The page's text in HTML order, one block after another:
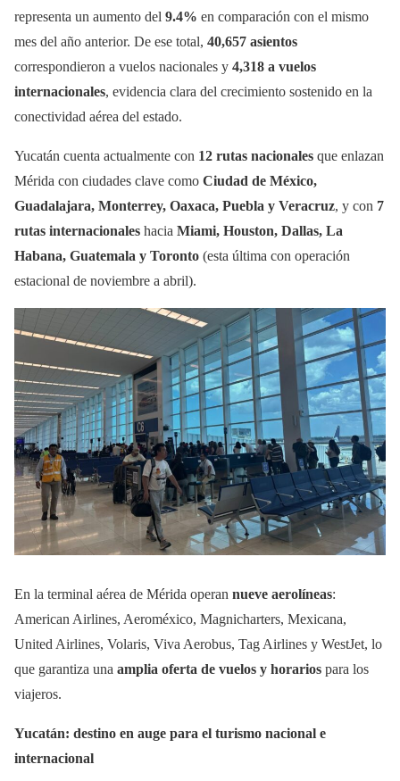
representa un aumento del 9.4% en comparación con el mismo
mes del año anterior. De ese total, 40,657 asientos
correspondieron a vuelos nacionales y 4,318 a vuelos
internacionales, evidencia clara del crecimiento sostenido en la
conectividad aérea del estado.
Yucatán cuenta actualmente con 12 rutas nacionales que enlazan
Mérida con ciudades clave como Ciudad de México,
Guadalajara, Monterrey, Oaxaca, Puebla y Veracruz, y con 7
rutas internacionales hacia Miami, Houston, Dallas, La
Habana, Guatemala y Toronto (esta última con operación
estacional de noviembre a abril).
En la terminal aérea de Mérida operan nueve aerolíneas:
American Airlines, Aeroméxico, Magnicharters, Mexicana,
United Airlines, Volaris, Viva Aerobus, Tag Airlines y WestJet, lo
que garantiza una amplia oferta de vuelos y horarios para los
viajeros.
Yucatán: destino en auge para el turismo nacional e
internacional